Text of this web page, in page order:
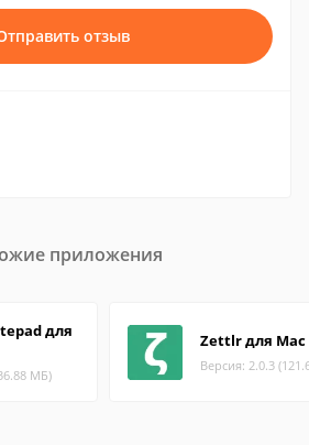
отзыв
приложения
для
МБ)
Zettlr для Mac
Версия: 2.0.3